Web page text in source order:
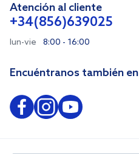
Atención al cliente
+34(856)639025
lun-vie 8:00 - 16:00
Encuéntranos también en